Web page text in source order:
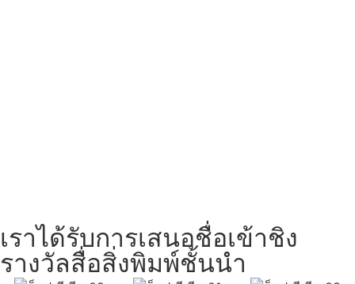
เราได้รับการเสนอชื่อเข้าชิง
รางวัลสื่อสิ่งพิมพ์ชั้นนำ